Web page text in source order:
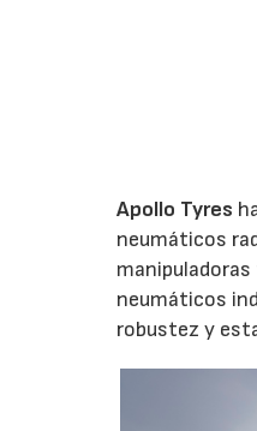
Apollo Tyres
neumáticos
neumáticos
robustez y